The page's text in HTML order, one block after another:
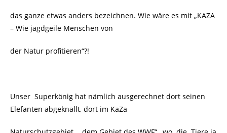
das ganze etwas anders bezeichnen. Wie wäre es mit „KAZA
– Wie jagdgeile Menschen von
der Natur profitieren“?!
Unser Superkönig hat nämlich ausgerechnet dort seinen
Elefanten abgeknallt, dort im KaZa